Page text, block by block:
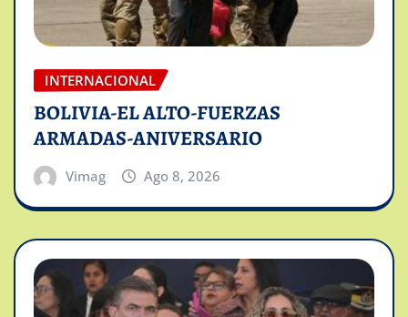
INTERNACIONAL
BOLIVIA-EL ALTO-FUERZAS
ARMADAS-ANIVERSARIO
Vimag Ago 8, 2026